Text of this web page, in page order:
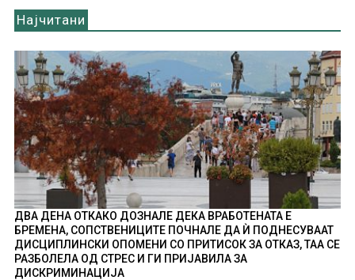
Најчитани
ДВА ДЕНА ОТКАКО ДОЗНАЛЕ ДЕКА ВРАБОТЕНАТА Е
БРЕМЕНА, СОПСТВЕНИЦИТЕ ПОЧНАЛЕ ДА Ѝ ПОДНЕСУВААТ
ДИСЦИПЛИНСКИ ОПОМЕНИ СО ПРИТИСОК ЗА ОТКАЗ, ТАА СЕ
РАЗБОЛЕЛА ОД СТРЕС И ГИ ПРИЈАВИЛА ЗА
ДИСКРИМИНАЦИЈА